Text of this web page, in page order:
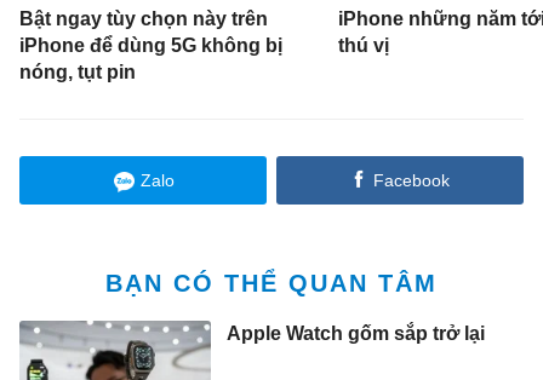
Bật ngay tùy chọn này trên
iPhone để dùng 5G không bị
nóng, tụt pin
iPhone những năm
thú vị
Zalo Facebook
BẠN CÓ THỂ QUAN TÂM
Apple Watch gốm sắp trở lại